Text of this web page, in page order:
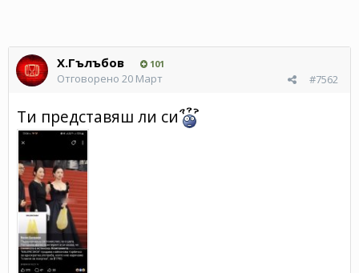
Х.Гълъбов 101
#7562
Отговорено 20 Март
Ти представяш ли си